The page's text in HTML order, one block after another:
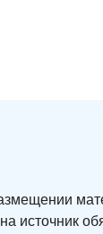
источник